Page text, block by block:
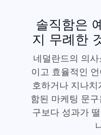
솔직함은
지 무례한
네덜란드의 의
이고 효율적인
호하거나 지나
함된 마케팅 문
구보다 성과가